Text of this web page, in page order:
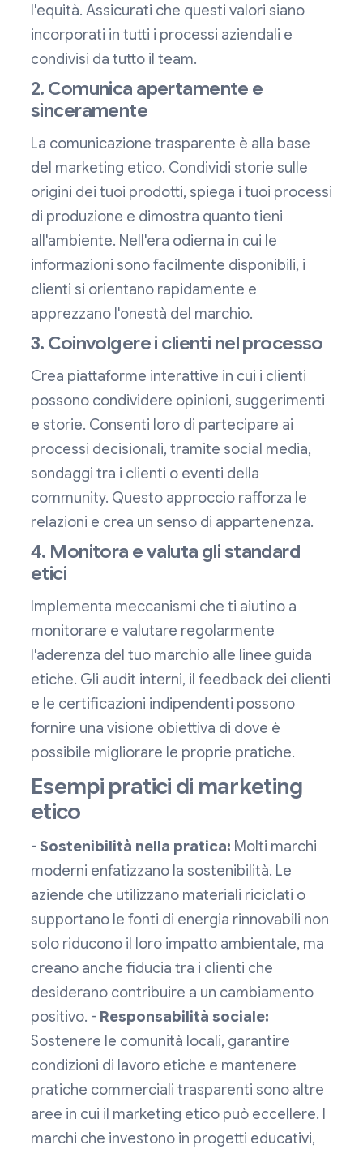
l'equità. Assicurati che questi valori siano
incorporati in tutti i processi aziendali e
condivisi da tutto il team.
2. Comunica apertamente e
sinceramente
La comunicazione trasparente è alla base
del marketing etico. Condividi storie sulle
origini dei tuoi prodotti, spiega i tuoi processi
di produzione e dimostra quanto tieni
all'ambiente. Nell'era odierna in cui le
informazioni sono facilmente disponibili, i
clienti si orientano rapidamente e
apprezzano l'onestà del marchio.
3. Coinvolgere i clienti nel processo
Crea piattaforme interattive in cui i clienti
possono condividere opinioni, suggerimenti
e storie. Consenti loro di partecipare ai
processi decisionali, tramite social media,
sondaggi tra i clienti o eventi della
community. Questo approccio rafforza le
relazioni e crea un senso di appartenenza.
4. Monitora e valuta gli standard
etici
Implementa meccanismi che ti aiutino a
monitorare e valutare regolarmente
l'aderenza del tuo marchio alle linee guida
etiche. Gli audit interni, il feedback dei clienti
e le certificazioni indipendenti possono
fornire una visione obiettiva di dove è
possibile migliorare le proprie pratiche.
Esempi pratici di marketing
etico
- Sostenibilità nella pratica: Molti marchi
moderni enfatizzano la sostenibilità. Le
aziende che utilizzano materiali riciclati o
supportano le fonti di energia rinnovabili non
solo riducono il loro impatto ambientale, ma
creano anche fiducia tra i clienti che
desiderano contribuire a un cambiamento
positivo. - Responsabilità sociale:
Sostenere le comunità locali, garantire
condizioni di lavoro etiche e mantenere
pratiche commerciali trasparenti sono altre
aree in cui il marketing etico può eccellere. I
marchi che investono in progetti educativi,